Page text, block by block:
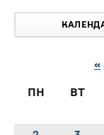
«
ПН ВТ